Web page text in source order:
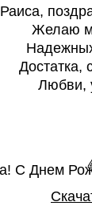
Раиса,
Желаю
Достатка,
Любви,